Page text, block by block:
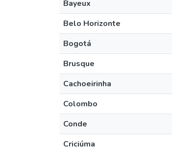
Bayeux
Belo Horizonte
Bogotá
Brusque
Cachoeirinha
Colombo
Conde
Criciúma